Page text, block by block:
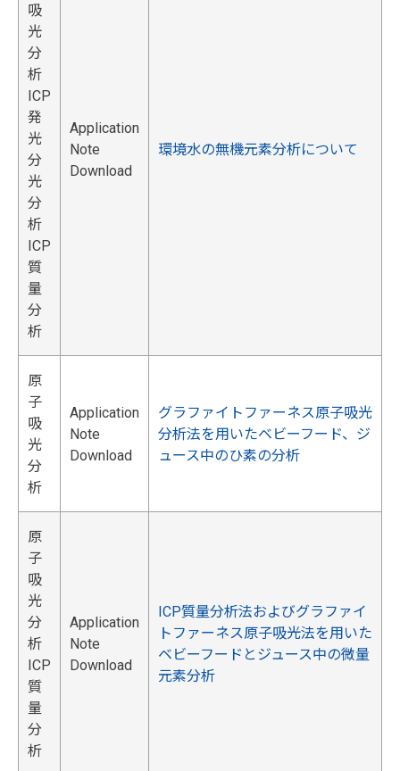
吸
光
分
析
ICP
発
光
分
光
分
析
ICP
質
量
分
析
Application
Note
Download
環境水の無機元素分析について
原
子
吸
光
分
析
Application
Note
Download
グラファイトファーネス原子吸光
分析法を用いたベビーフード、ジ
ュース中のひ素の分析
原
子
吸
光
分
析
ICP
質
量
分
析
Application
Note
Download
ICP質量分析法およびグラファイ
トファーネス原子吸光法を用いた
ベビーフードとジュース中の微量
元素分析